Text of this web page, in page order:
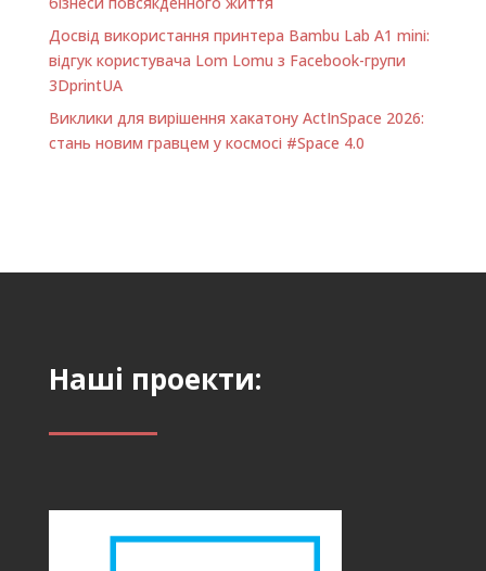
Досвід використання принтера Bambu Lab A1 minі:
відгук користувача Lom Lomu з Facebook-групи
3DprintUA
Виклики для вирішення хакатону ActInSpace 2026:
стань новим гравцем у космосі #Space 4.0
Наші проекти: